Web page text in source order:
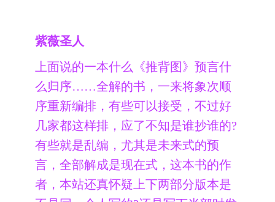
紫薇圣人
上面说的一本什么《推背图》预言什
么归序……全解的书，一来将象次顺
序重新编排，有些可以接受，不过好
几家都这样排，应了不知是谁抄谁的?
有些就是乱编，尤其是未来式的预
言，全部解成是现在式，这本书的作
者，本站还真怀疑上下两部分版本是